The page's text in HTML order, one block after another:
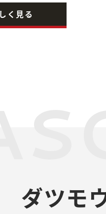
く見る
ダツモ